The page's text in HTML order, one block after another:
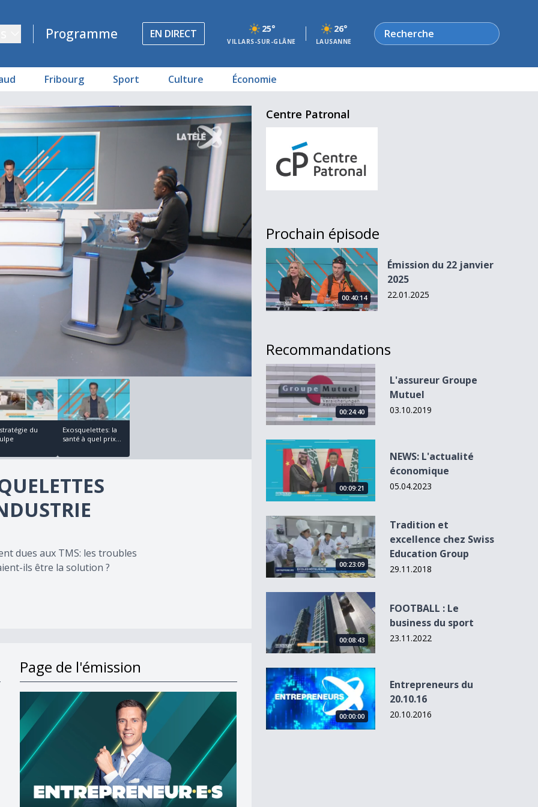
Programme EN DIRECT 25°
VILLARS-SUR-GLÂNE
26°
LAUSANNE
Rechercher
Fribourg Sport Culture Économie
du
Exosquelettes: la
santé à quel prix...
dues aux TMS: les troubles
ils être la solution ?
Page de l'émission
Centre Patronal
Prochain épisode
Émission du 22 janvier 2025
00:40:14
Émission du 22 janvier
2025
22.01.2025
Recommandations
L&#039;assureur Groupe Mutuel
00:24:40
L'assureur Groupe
Mutuel
03.10.2019
NEWS: L&#039;actualité économique
00:09:21
NEWS: L'actualité
économique
05.04.2023
Tradition et excellence chez Swiss Education Group
00:23:09
Tradition et
excellence chez Swiss
Education Group
29.11.2018
FOOTBALL : Le business du sport
00:08:43
FOOTBALL : Le
business du sport
23.11.2022
Entrepreneurs du 20.10.16
00:00:00
Entrepreneurs du
20.10.16
20.10.2016